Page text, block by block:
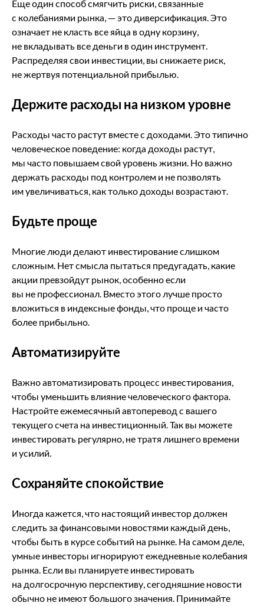
Еще один способ смягчить риски, связанные
с колебаниями рынка, — это диверсификация. Это
означает не класть все яйца в одну корзину,
не вкладывать все деньги в один инструмент.
Распределяя свои инвестиции, вы снижаете риск,
не жертвуя потенциальной прибылью.
Держите расходы на низком уровне
Расходы часто растут вместе с доходами. Это типично
человеческое поведение: когда доходы растут,
мы часто повышаем свой уровень жизни. Но важно
держать расходы под контролем и не позволять
им увеличиваться, как только доходы возрастают.
Будьте проще
Многие люди делают инвестирование слишком
сложным. Нет смысла пытаться предугадать, какие
акции превзойдут рынок, особенно если
вы не профессионал. Вместо этого лучше просто
вложиться в индексные фонды, что проще и часто
более прибыльно.
Автоматизируйте
Важно автоматизировать процесс инвестирования,
чтобы уменьшить влияние человеческого фактора.
Настройте ежемесячный автоперевод с вашего
текущего счета на инвестиционный. Так вы можете
инвестировать регулярно, не тратя лишнего времени
и усилий.
Сохраняйте спокойствие
Иногда кажется, что настоящий инвестор должен
следить за финансовыми новостями каждый день,
чтобы быть в курсе событий на рынке. На самом деле,
умные инвесторы игнорируют ежедневные колебания
рынка. Если вы планируете инвестировать
на долгосрочную перспективу, сегодняшние новости
обычно не имеют большого значения. Принимайте